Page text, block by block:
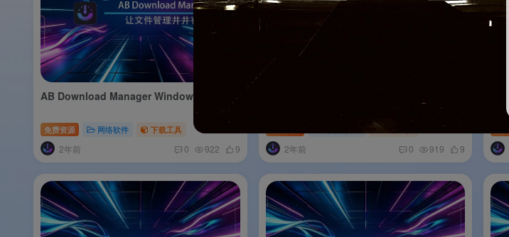
AB Download Manager Windows绿色版
免费资源 网络软件 下载工具
2年前 0 922 9 2年前 0 919 9